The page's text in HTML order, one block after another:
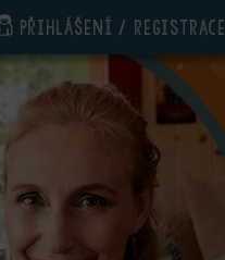
Přihlášení / registrace